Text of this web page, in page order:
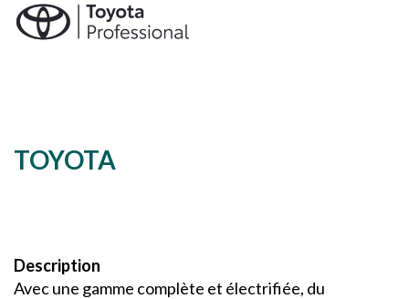
TOYOTA
Description
Avec une gamme complète et électrifiée, du